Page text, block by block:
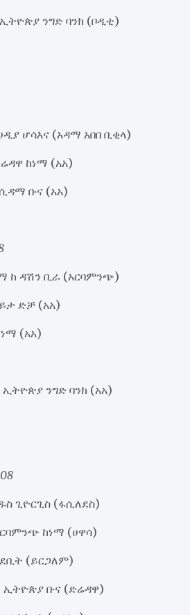
ንግድ ባንክ (ቦዲቲ)
ሆሳእና (አዳማ አበበ ቢቂላ)
ከነማ (አአ)
ሲዳማ ቡና (አአ)
ከ ዳሽን ቢራ (አርባምንጭ)
ድቻ (አአ)
(አአ)
ኢትዮጵያ ንግድ ባንክ (አአ)
ጊዮርጊስ (ፋሲለደስ)
ከነማ (ሀዋሳ)
(ይርጋለም)
ኢትዮጵያ ቡና (ድሬዳዋ)